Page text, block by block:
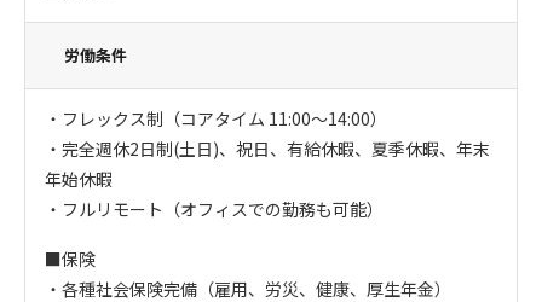
労働条件
・フレックス制（コアタイム 11:00〜14:00）
・完全週休2日制(土日)、祝日、有給休暇、夏季休暇、年末
年始休暇
・フルリモート（オフィスでの勤務も可能）
■保険
・各種社会保険完備（雇用、労災、健康、厚生年金）